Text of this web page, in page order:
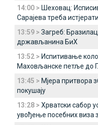
14:00 > Шеховац:
Сарајева треба
13:59 > Загреб:
држављанина БиХ
13:52 > Испитивање
Маховљанске петље до
13:45 > Мјера притвора
покушају
13:28 > Хрватски сабор
увођење посебних виза